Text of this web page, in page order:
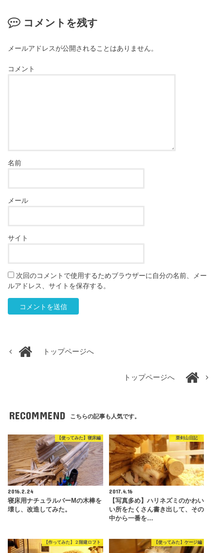
コメントを残す
メールアドレスが公開されることはありません。
コメント
名前
メール
サイト
次回のコメントで使用するためブラウザーに自分の名前、メー
ルアドレス、サイトを保存する。
トップページへ
トップページへ
RECOMMEND こちらの記事も人気です。
【使ってみた】寝床編
2016.2.24
寝床用ナチュラルバーMの木棒を
壊し、改造してみた。
栗剣山日記
2017.4.16
【写真多め】ハリネズミのかわい
い所をたくさん書き出して、その
中から一番を…
【作ってみた】２階建ロフト 【使ってみた】ケージ編